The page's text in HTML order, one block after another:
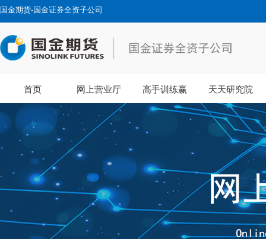
国金期货-国金证券全资子公司
首页 网上营业厅 高手训练赢 天天研究院